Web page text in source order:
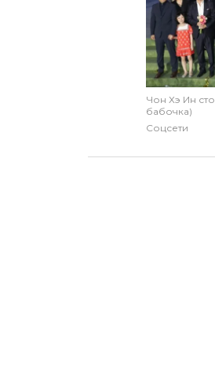
Чон Хэ Ин
бабочка)
Соцсети